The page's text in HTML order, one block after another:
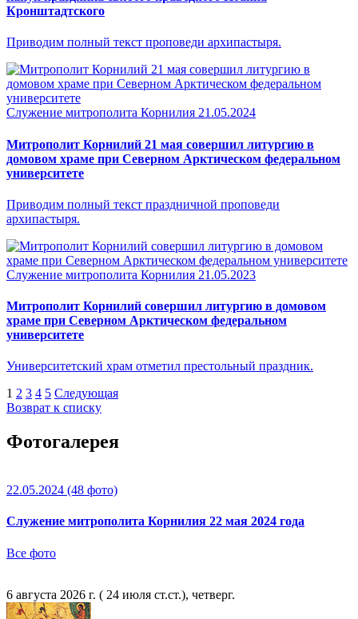
Кронштадтского
Приводим полный текст проповеди архипастыря.
Служение митрополита Корнилия 21.05.2024
Митрополит Корнилий 21 мая совершил литургию в
домовом храме при Северном Арктическом федеральном
университете
Приводим полный текст праздничной проповеди
архипастыря.
Служение митрополита Корнилия 21.05.2023
Митрополит Корнилий совершил литургию в домовом
храме при Северном Арктическом федеральном
университете
Университетский храм отметил престольный праздник.
1 2 3 4 5 Следующая
Возврат к списку
Фотогалерея
22.05.2024 (48 фото)
Служение митрополита Корнилия 22 мая 2024 года
Все фото
6 августа 2026 г. ( 24 июля ст.ст.), четверг.